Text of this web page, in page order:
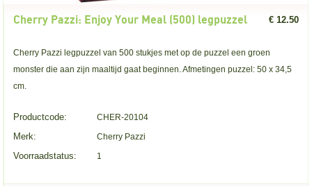
Cherry Pazzi: Enjoy Your Meal (500) legpuzzel € 12.50
Cherry Pazzi legpuzzel van 500 stukjes met op de puzzel een groen
monster die aan zijn maaltijd gaat beginnen. Afmetingen puzzel: 50 x 34,5
cm.
Productcode: CHER-20104
Merk: Cherry Pazzi
Voorraadstatus: 1